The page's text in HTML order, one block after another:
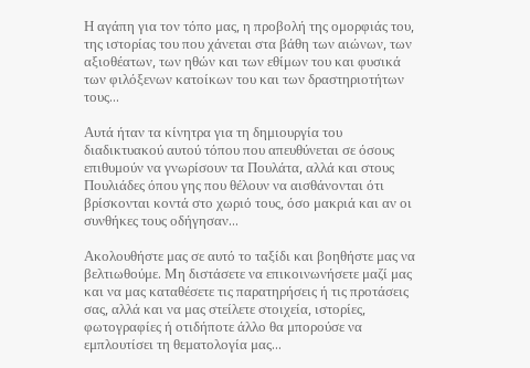
Η αγάπη για τον τόπο μας, η προβολή της ομορφιάς του,
της ιστορίας του που χάνεται στα βάθη των αιώνων, των
αξιοθέατων, των ηθών και των εθίμων του και φυσικά
των φιλόξενων κατοίκων του και των δραστηριοτήτων
τους…
Αυτά ήταν τα κίνητρα για τη δημιουργία του
διαδικτυακού αυτού τόπου που απευθύνεται σε όσους
επιθυμούν να γνωρίσουν τα Πουλάτα, αλλά και στους
Πουλιάδες όπου γης που θέλουν να αισθάνονται ότι
βρίσκονται κοντά στο χωριό τους, όσο μακριά και αν οι
συνθήκες τους οδήγησαν…
Ακολουθήστε μας σε αυτό το ταξίδι και βοηθήστε μας να
βελτιωθούμε. Μη διστάσετε να επικοινωνήσετε μαζί μας
και να μας καταθέσετε τις παρατηρήσεις ή τις προτάσεις
σας, αλλά και να μας στείλετε στοιχεία, ιστορίες,
φωτογραφίες ή οτιδήποτε άλλο θα μπορούσε να
εμπλουτίσει τη θεματολογία μας…